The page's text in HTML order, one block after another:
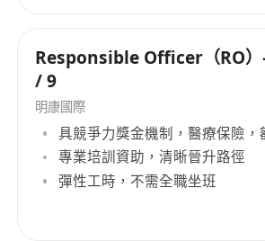
Responsible Officer（RO）
/ 9
明康國際
具競爭力獎金機制，醫療保險，
專業培訓資助，清晰晉升路徑
彈性工時，不需全職坐班